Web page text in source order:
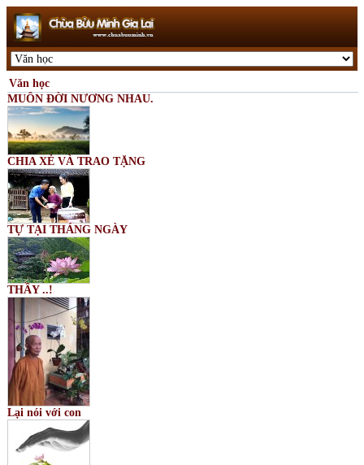
Văn học
MUÔN ĐỜI NƯƠNG NHAU.
CHIA XẺ VÀ TRAO TẶNG
TỰ TẠI THÁNG NGÀY
THẦY ..!
Lại nói với con